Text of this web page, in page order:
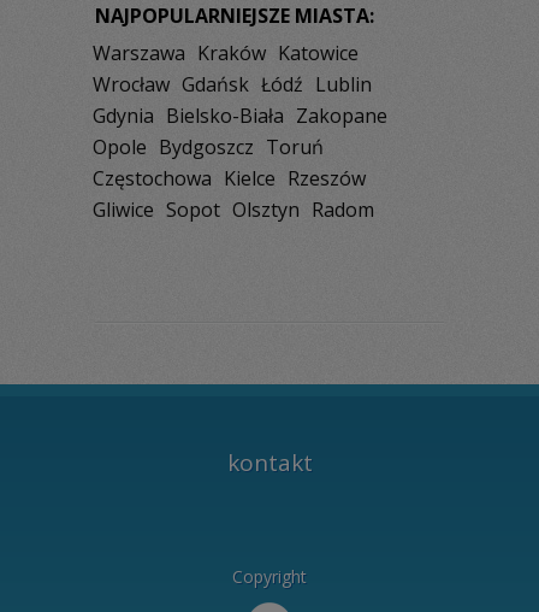
NAJPOPULARNIEJSZE MIASTA:
Warszawa Kraków Katowice
Wrocław Gdańsk Łódź Lublin
Gdynia Bielsko-Biała Zakopane
Opole Bydgoszcz Toruń
Częstochowa Kielce Rzeszów
Gliwice Sopot Olsztyn Radom
kontakt
Copyright